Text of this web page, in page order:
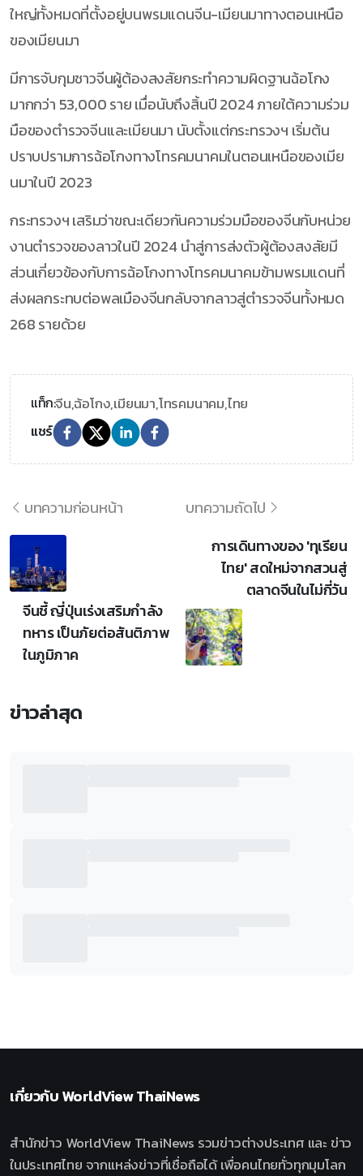
ใหญ่ทั้งหมดที่ตั้งอยู่บนพรมแดนจีน-เมียนมาทางตอนเหนือ
ของเมียนมา
มีการจับกุมชาวจีนผู้ต้องสงสัยกระทำความผิดฐานฉ้อโกง
มากกว่า 53,000 ราย เมื่อนับถึงสิ้นปี 2024 ภายใต้ความร่วม
มือของตำรวจจีนและเมียนมา นับตั้งแต่กระทรวงฯ เริ่มต้น
ปราบปรามการฉ้อโกงทางโทรคมนาคมในตอนเหนือของเมีย
นมาในปี 2023
กระทรวงฯ เสริมว่าขณะเดียวกันความร่วมมือของจีนกับหน่วย
งานตำรวจของลาวในปี 2024 นำสู่การส่งตัวผู้ต้องสงสัยมี
ส่วนเกี่ยวข้องกับการฉ้อโกงทางโทรคมนาคมข้ามพรมแดนที่
ส่งผลกระทบต่อพลเมืองจีนกลับจากลาวสู่ตำรวจจีนทั้งหมด
268 รายด้วย
แท็ก:จีน,ฉ้อโกง,เมียนมา,โทรคมนาคม,ไทย
แชร์
บทความก่อนหน้า
จีนชี้ ญี่ปุ่นเร่งเสริมกำลัง
ทหาร เป็นภัยต่อสันติภาพ
ในภูมิภาค
บทความถัดไป
การเดินทางของ 'ทุเรียน
ไทย' สดใหม่จากสวนสู่
ตลาดจีนในไม่กี่วัน
ข่าวล่าสุด
เกี่ยวกับWorldView ThaiNews
สำนักข่าว WorldView ThaiNews รวมข่าวต่างประเทศ และ ข่าว
ในประเทศไทย จากแหล่งข่าวที่เชื่อถือได้ เพื่อคนไทยทั่วทุกมุมโลก